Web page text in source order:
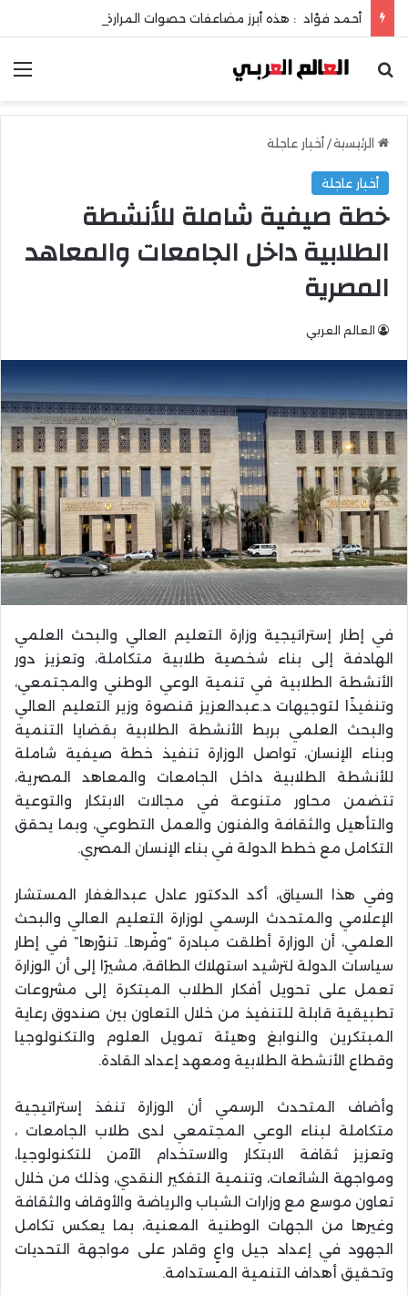
أحمد فؤاد : هذه أبرز مضاعفات حصوات المرارة !
بحث عن
الرئيسية/ أخبار عاجلة
أخبار عاجلة
خطة صيفية شاملة للأنشطة
الطلابية داخل الجامعات والمعاهد
المصرية
العالم العربي
في إطار إستراتيجية وزارة التعليم العالي والبحث العلمي
الهادفة إلى بناء شخصية طلابية متكاملة، وتعزيز دور
الأنشطة الطلابية في تنمية الوعي الوطني والمجتمعي،
وتنفيذًا لتوجيهات د.عبدالعزيز قنصوة وزير التعليم العالي
والبحث العلمي بربط الأنشطة الطلابية بقضايا التنمية
وبناء الإنسان، تواصل الوزارة تنفيذ خطة صيفية شاملة
للأنشطة الطلابية داخل الجامعات والمعاهد المصرية،
تتضمن محاور متنوعة في مجالات الابتكار والتوعية
والتأهيل والثقافة والفنون والعمل التطوعي، وبما يحقق
التكامل مع خطط الدولة في بناء الإنسان المصري.
وفي هذا السياق، أكد الدكتور عادل عبدالغفار المستشار
الإعلامي والمتحدث الرسمي لوزارة التعليم العالي والبحث
العلمي، أن الوزارة أطلقت مبادرة “وفّرها.. تنوّرها” في إطار
سياسات الدولة لترشيد استهلاك الطاقة، مشيرًا إلى أن الوزارة
تعمل على تحويل أفكار الطلاب المبتكرة إلى مشروعات
تطبيقية قابلة للتنفيذ من خلال التعاون بين صندوق رعاية
المبتكرين والنوابغ وهيئة تمويل العلوم والتكنولوجيا
وقطاع الأنشطة الطلابية ومعهد إعداد القادة.
وأضاف المتحدث الرسمي أن الوزارة تنفذ إستراتيجية
متكاملة لبناء الوعي المجتمعي لدى طلاب الجامعات ،
وتعزيز ثقافة الابتكار والاستخدام الآمن للتكنولوجيا،
ومواجهة الشائعات، وتنمية التفكير النقدي، وذلك من خلال
تعاون موسع مع وزارات الشباب والرياضة والأوقاف والثقافة
وغيرها من الجهات الوطنية المعنية، بما يعكس تكامل
الجهود في إعداد جيل واعٍ وقادر على مواجهة التحديات
وتحقيق أهداف التنمية المستدامة.